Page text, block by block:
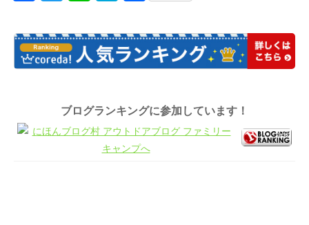
ブログランキングに参加しています！